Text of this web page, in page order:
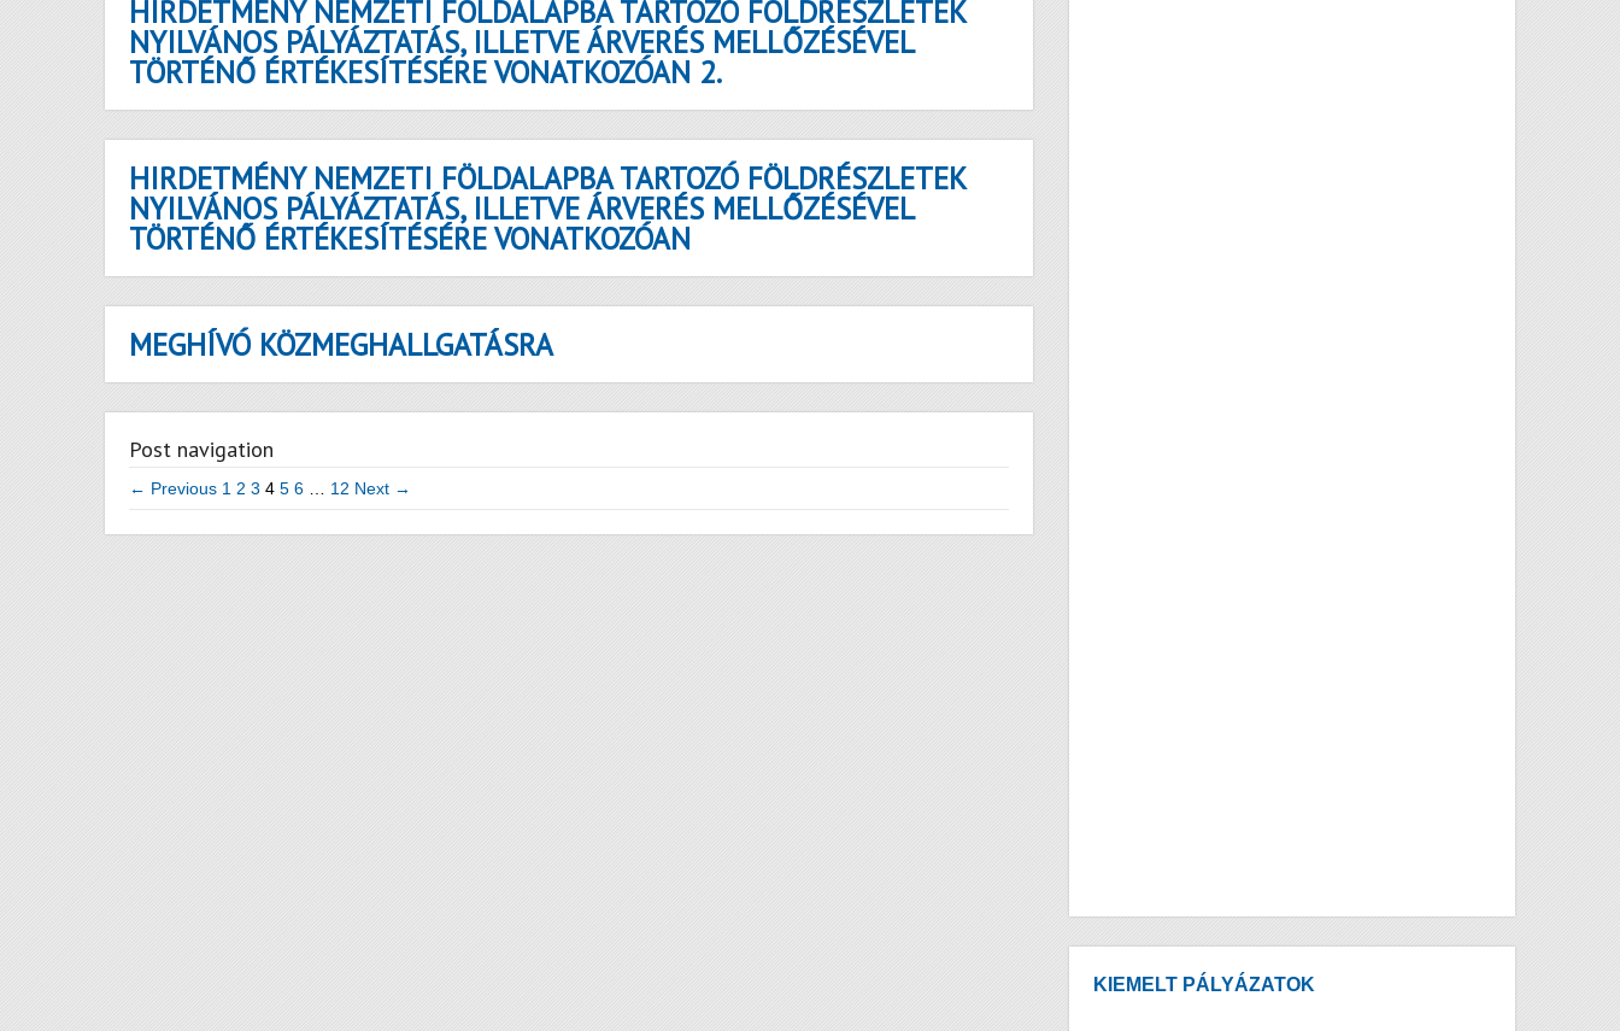
HIRDETMÉNY NEMZETI FÖLDALAPBA TARTOZÓ FÖLDRÉSZLETEK
NYILVÁNOS PÁLYÁZTATÁS, ILLETVE ÁRVERÉS MELLŐZÉSÉVEL
TÖRTÉNŐ ÉRTÉKESÍTÉSÉRE VONATKOZÓAN 2.
HIRDETMÉNY NEMZETI FÖLDALAPBA TARTOZÓ FÖLDRÉSZLETEK
NYILVÁNOS PÁLYÁZTATÁS, ILLETVE ÁRVERÉS MELLŐZÉSÉVEL
TÖRTÉNŐ ÉRTÉKESÍTÉSÉRE VONATKOZÓAN
MEGHÍVÓ KÖZMEGHALLGATÁSRA
Post navigation
← Previous 1 2 3 4 5 6 12 Next →
KIEMELT PÁLYÁZATOK